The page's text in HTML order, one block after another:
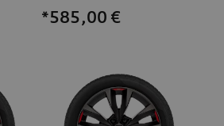
*585,00 €